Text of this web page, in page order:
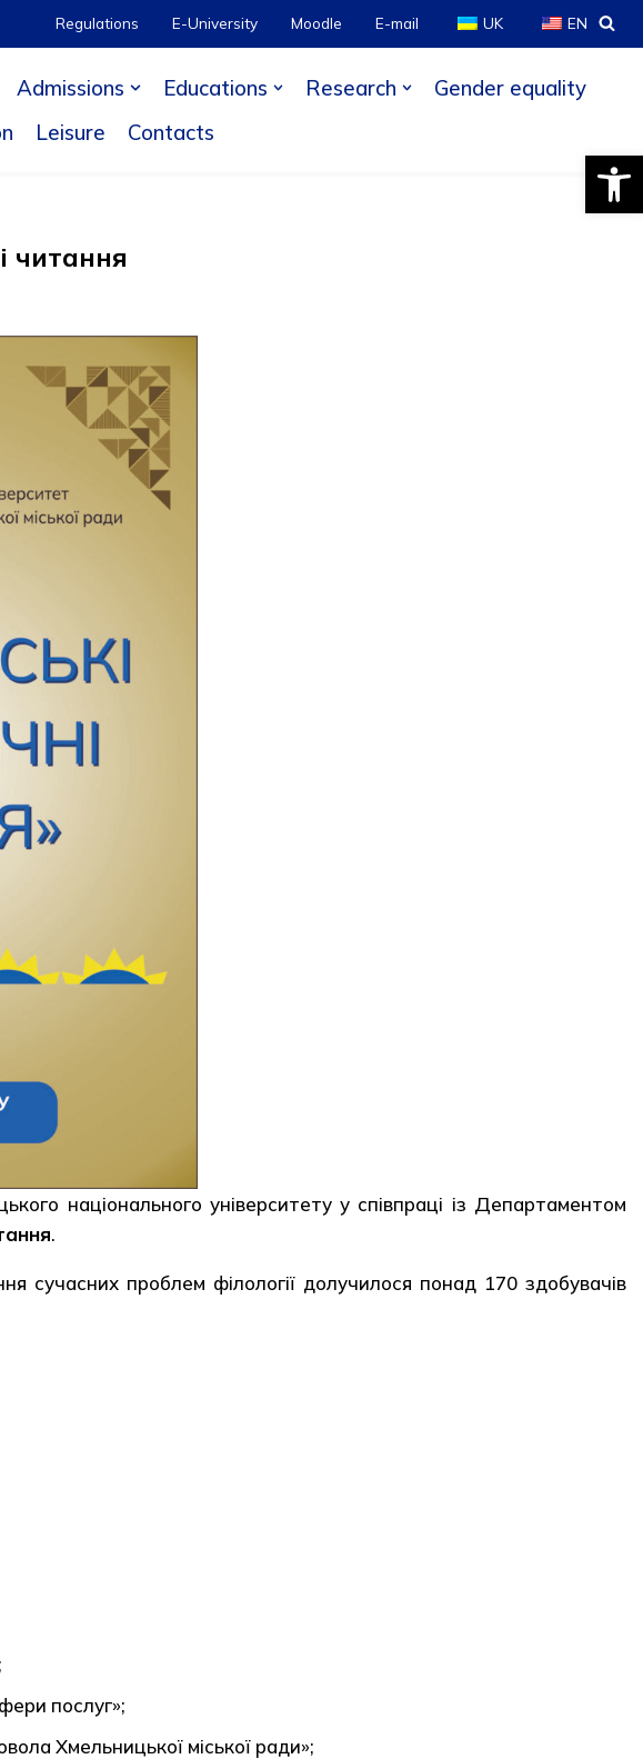
Regulations E-University Moodle E-mail UK EN
Admissions Educations Research
Gender equality
Leisure Contacts
читання
національного університету у співпраці із Департаментом
.
сучасних проблем філології долучилося понад 170 здобувачів
послуг»;
Хмельницької міської ради»;